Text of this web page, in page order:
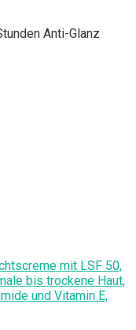
Anti-Glanz
mit LSF 50,
bis trockene Haut,
und Vitamin E,